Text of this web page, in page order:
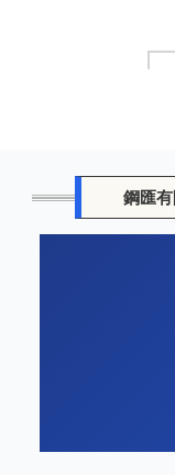
鋼匯